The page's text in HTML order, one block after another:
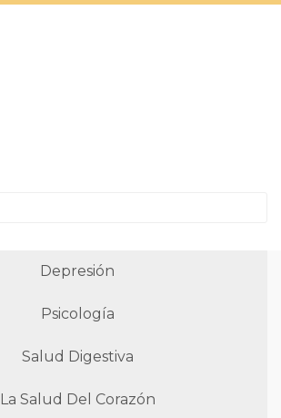
Depresión
Psicología
Salud Digestiva
La Salud Del Corazón